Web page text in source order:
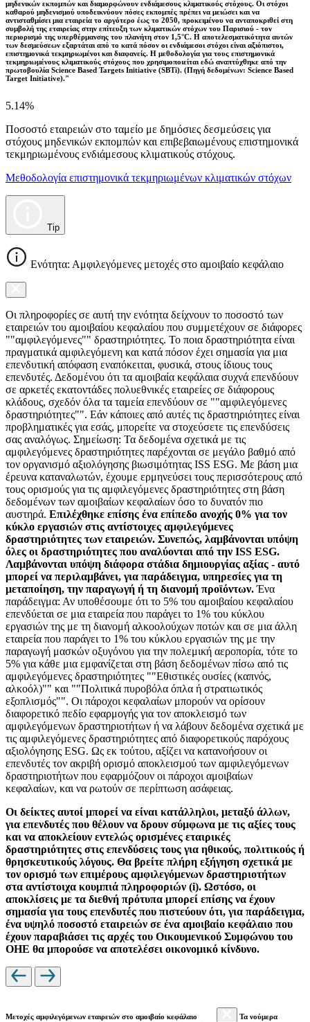
μηδενικών εκπομπών και διαμορφώνουν ενδιάμεσους κλιματικούς στόχους. Οι στόχοι
καθαρού μηδενισμού υποδεικνύουν πόσες εκπομπές πρέπει να μειώσει και να
αντισταθμίσει μια εταιρεία το αργότερο έως το 2050, προκειμένου να ανταποκριθεί στη
συμβολή της εταιρείας στην επίτευξη των κλιματικών στόχων του Παρισιού - τον
περιορισμό της υπερθέρμανσης του πλανήτη στον 1,5°C. Η αποτελεσματικότητα αυτών
των δεσμεύσεων εξαρτάται από το κατά πόσον οι ενδιάμεσοι στόχοι είναι αξιόπιστοι,
επιστημονικά τεκμηριωμένοι και διαφανείς. Η μεθοδολογία για τους επιστημονικά
τεκμηριωμένους κλιματικούς στόχους που χρησιμοποιείται εδώ αναπτύχθηκε από την
πρωτοβουλία Science Based Targets Initiative (SBTi). (Πηγή δεδομένων: Science Based
Target Initiative)."
5.14%
Ποσοστό εταιρειών στο ταμείο με δημόσιες δεσμεύσεις για
στόχους μηδενικών εκπομπών και επιβεβαιωμένους επιστημονικά
τεκμηριωμένους ενδιάμεσους κλιματικούς στόχους.
Μεθοδολογία επιστημονικά τεκμηριωμένων κλιματικών στόχων
Tip
Ενότητα: Αμφιλεγόμενες μετοχές στο αμοιβαίο κεφάλαιο
Οι πληροφορίες σε αυτή την ενότητα δείχνουν το ποσοστό των
εταιρειών του αμοιβαίου κεφαλαίου που συμμετέχουν σε διάφορες
""αμφιλεγόμενες"" δραστηριότητες. Το ποια δραστηριότητα είναι
πραγματικά αμφιλεγόμενη και κατά πόσον έχει σημασία για μια
επενδυτική απόφαση εναπόκειται, φυσικά, στους ίδιους τους
επενδυτές. Δεδομένου ότι τα αμοιβαία κεφάλαια συχνά επενδύουν
σε αρκετές εκατοντάδες πολυεθνικές εταιρείες σε διάφορους
κλάδους, σχεδόν όλα τα ταμεία επενδύουν σε ""αμφιλεγόμενες
δραστηριότητες"". Εάν κάποιες από αυτές τις δραστηριότητες είναι
προβληματικές για εσάς, μπορείτε να στοχεύσετε τις επενδύσεις
σας αναλόγως. Σημείωση: Τα δεδομένα σχετικά με τις
αμφιλεγόμενες δραστηριότητες παρέχονται σε μεγάλο βαθμό από
τον οργανισμό αξιολόγησης βιωσιμότητας ISS ESG. Με βάση μια
έρευνα καταναλωτών, έχουμε ερμηνεύσει τους περισσότερους από
τους ορισμούς για τις αμφιλεγόμενες δραστηριότητες στη βάση
δεδομένων των αμοιβαίων κεφαλαίων όσο το δυνατόν πιο
αυστηρά. Επιλέχθηκε επίσης ένα επίπεδο ανοχής 0% για τον
κύκλο εργασιών στις αντίστοιχες αμφιλεγόμενες
δραστηριότητες των εταιρειών. Συνεπώς, λαμβάνονται υπόψη
όλες οι δραστηριότητες που αναλύονται από την ISS ESG.
Λαμβάνονται υπόψη διάφορα στάδια δημιουργίας αξίας - αυτό
μπορεί να περιλαμβάνει, για παράδειγμα, υπηρεσίες για τη
μεταποίηση, την παραγωγή ή τη διανομή προϊόντων.Ένα
παράδειγμα: Αν υποθέσουμε ότι το 5% του αμοιβαίου κεφαλαίου
επενδύεται σε μια εταιρεία που παράγει το 1% του κύκλου
εργασιών της με τη διανομή αλκοολούχων ποτών και σε μια άλλη
εταιρεία που παράγει το 1% του κύκλου εργασιών της με την
παραγωγή μασκών οξυγόνου για την πολεμική αεροπορία, τότε το
5% για κάθε μια εμφανίζεται στη βάση δεδομένων πίσω από τις
αμφιλεγόμενες δραστηριότητες ""Εθιστικές ουσίες (καπνός,
αλκοόλ)"" και ""Πολιτικά πυροβόλα όπλα ή στρατιωτικός
εξοπλισμός"". Οι πάροχοι κεφαλαίων μπορούν να ορίσουν
διαφορετικό πεδίο εφαρμογής για τον αποκλεισμό των
αμφιλεγόμενων δραστηριοτήτων ή να λάβουν δεδομένα σχετικά με
τις αμφιλεγόμενες δραστηριότητες από διαφορετικούς παρόχους
αξιολόγησης ESG. Ως εκ τούτου, αξίζει να κατανοήσουν οι
επενδυτές τον ακριβή ορισμό αποκλεισμού των αμφιλεγόμενων
δραστηριοτήτων που εφαρμόζουν οι πάροχοι αμοιβαίων
κεφαλαίων, και να ρωτούν σε περίπτωση ασάφειας.
Οι δείκτες αυτοί μπορεί να είναι κατάλληλοι, μεταξύ άλλων,
για επενδυτές που θέλουν να δρουν σύμφωνα με τις αξίες τους
και να αποκλείουν εντελώς ορισμένες εταιρικές
δραστηριότητες στις επενδύσεις τους για ηθικούς, πολιτικούς ή
θρησκευτικούς λόγους. Θα βρείτε πλήρη εξήγηση σχετικά με
τον ορισμό των επιμέρους αμφιλεγόμενων δραστηριοτήτων
στα αντίστοιχα κουμπιά πληροφοριών (i). Ωστόσο, οι
αποκλίσεις με τα διεθνή πρότυπα μπορεί επίσης να έχουν
σημασία για τους επενδυτές που πιστεύουν ότι, για παράδειγμα,
ένα υψηλό ποσοστό εταιρειών σε ένα αμοιβαίο κεφάλαιο που
έχουν παραβιάσει τις αρχές του Οικουμενικού Συμφώνου του
ΟΗΕ θα μπορούσε να αποτελέσει οικονομικό κίνδυνο.
Μετοχές αμφιλεγόμενων εταιρειών στο αμοιβαίο κεφάλαιο
Τα νούμερα